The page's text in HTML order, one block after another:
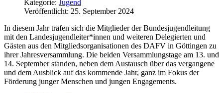
Kategorie: Jugend
Veröffentlicht: 25. September 2024
In diesem Jahr trafen sich die Mitglieder der Bundesjugendleitung
mit den Landesjugendleiter*innen und weiteren Delegierten und
Gästen aus den Mitgliedsorganisationen des DAFV in Göttingen zu
ihrer Jahresversammlung. Die beiden Versammlungstage am 13. und
14. September standen, neben dem Austausch über das vergangene
und dem Ausblick auf das kommende Jahr, ganz im Fokus der
Förderung junger Menschen und jungen Engagements.